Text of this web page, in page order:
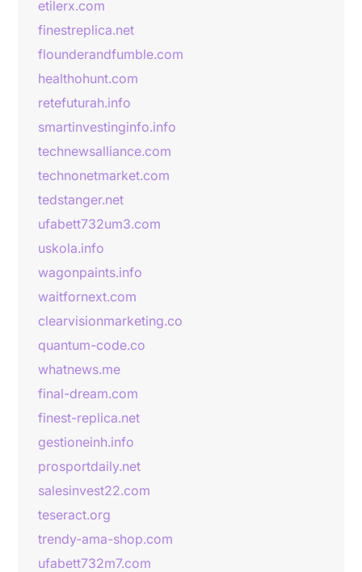
etilerx.com
finestreplica.net
flounderandfumble.com
healthohunt.com
retefuturah.info
smartinvestinginfo.info
technewsalliance.com
technonetmarket.com
tedstanger.net
ufabett732um3.com
uskola.info
wagonpaints.info
waitfornext.com
clearvisionmarketing.co
quantum-code.co
whatnews.me
final-dream.com
finest-replica.net
gestioneinh.info
prosportdaily.net
salesinvest22.com
teseract.org
trendy-ama-shop.com
ufabett732m7.com